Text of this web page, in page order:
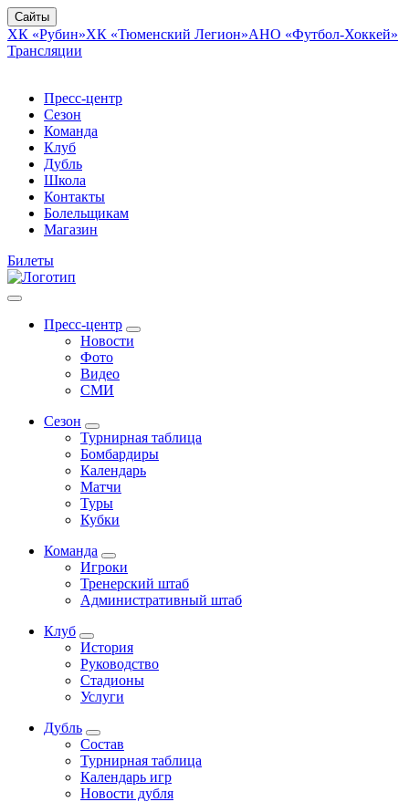
Сайты
ХК «Рубин»ХК «Тюменский Легион»АНО «Футбол-Хоккей»
Трансляции
Пресс-центр
Сезон
Команда
Клуб
Дубль
Школа
Контакты
Болельщикам
Магазин
Билеты
Пресс-центр
Новости
Фото
Видео
СМИ
Сезон
Турнирная таблица
Бомбардиры
Календарь
Матчи
Туры
Кубки
Команда
Игроки
Тренерский штаб
Административный штаб
Клуб
История
Руководство
Стадионы
Услуги
Дубль
Состав
Турнирная таблица
Календарь игр
Новости дубля